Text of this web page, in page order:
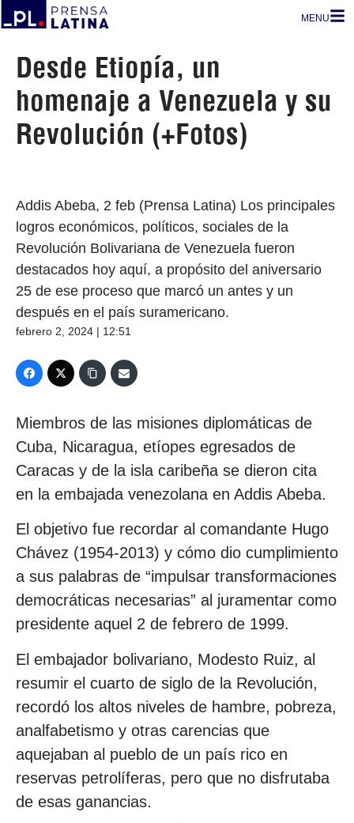
MENU
Desde Etiopía, un
homenaje a Venezuela y su
Revolución (+Fotos)
Addis Abeba, 2 feb (Prensa Latina) Los principales
logros económicos, políticos, sociales de la
Revolución Bolivariana de Venezuela fueron
destacados hoy aquí, a propósito del aniversario
25 de ese proceso que marcó un antes y un
después en el país suramericano.
febrero 2, 2024 | 12:51
Miembros de las misiones diplomáticas de
Cuba, Nicaragua, etíopes egresados de
Caracas y de la isla caribeña se dieron cita
en la embajada venezolana en Addis Abeba.
El objetivo fue recordar al comandante Hugo
Chávez (1954-2013) y cómo dio cumplimiento
a sus palabras de “impulsar transformaciones
democráticas necesarias” al juramentar como
presidente aquel 2 de febrero de 1999.
El embajador bolivariano, Modesto Ruiz, al
resumir el cuarto de siglo de la Revolución,
recordó los altos niveles de hambre, pobreza,
analfabetismo y otras carencias que
aquejaban al pueblo de un país rico en
reservas petrolíferas, pero que no disfrutaba
de esas ganancias.